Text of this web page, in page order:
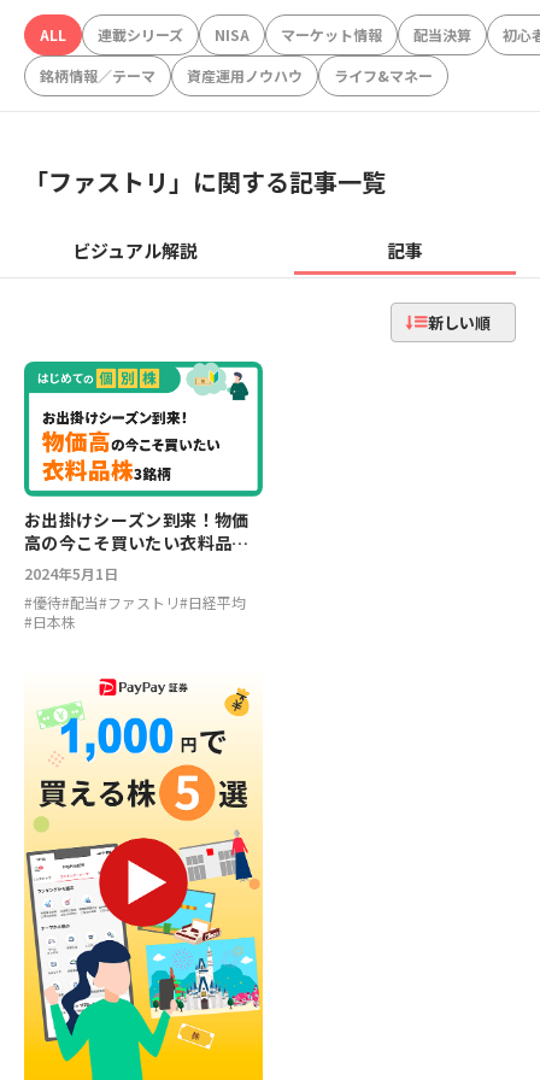
ALL 連載シリーズ NISA マーケット情報 配当決算
初心
銘柄情報／テーマ
資産運用ノウハウ ライフ&マネー
「ファストリ」に関する記事一覧
ビジュアル解説 記事
新しい順
お出掛けシーズン到来！物価
高の今こそ買いたい衣料品株3
銘柄【はじめての個別株】
2024年5月1日
#優待#配当#ファストリ#日経平均
#日本株